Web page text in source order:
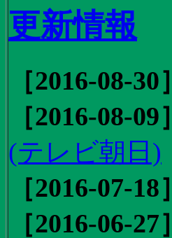
更新情報
［2016-08-30］
［2016-08-09］
(テレビ朝日)
［2016-07-18］
［2016-06-27］